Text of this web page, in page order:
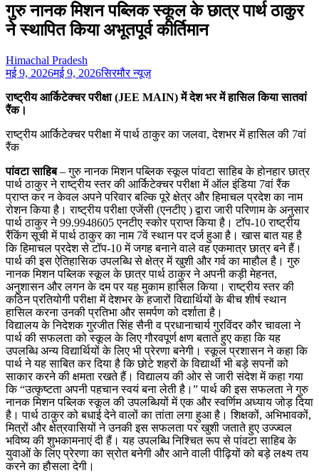
गुरु नानक मिशन पब्लिक स्कूल के छात्र पार्थ ठाकुर
ने स्थापित किया अभूतपूर्व कीर्तिमान
Himachal Pradesh
मई 9, 2026मई 9, 2026सिरमौर न्यूज़
राष्ट्रीय आर्किटेक्चर परीक्षा (JEE MAIN) में देश भर में हासिल किया सातवां
रैंक।
राष्ट्रीय आर्किटेक्चर परीक्षा में पार्थ ठाकुर का जलवा, देशभर में हासिल की 7वां
रैंक
पांवटा साहिब– गुरु नानक मिशन पब्लिक स्कूल पांवटा साहिब के होनहार छात्र
पार्थ ठाकुर ने राष्ट्रीय स्तर की आर्किटेक्चर परीक्षा में ऑल इंडिया 7वां रैंक
प्राप्त कर न केवल अपने परिवार बल्कि पूरे क्षेत्र और हिमाचल प्रदेश का नाम
रोशन किया है। राष्ट्रीय परीक्षा एजेंसी (एनटीए ) द्वारा जारी परिणाम के अनुसार
पार्थ ठाकुर ने 99.9948605 एनटीए स्कोर प्राप्त किया है। टॉप-10 राष्ट्रीय
रैंकिंग सूची में पार्थ ठाकुर का नाम 7वें स्थान पर दर्ज हुआ है। खास बात यह है
कि हिमाचल प्रदेश से टॉप-10 में जगह बनाने वाले वह एकमात्र छात्र बने हैं।
पार्थ की इस ऐतिहासिक उपलब्धि से क्षेत्र में खुशी और गर्व का माहौल है। गुरु
नानक मिशन पब्लिक स्कूल के छात्र पार्थ ठाकुर ने अपनी कड़ी मेहनत,
अनुशासन और लगन के दम पर यह मुकाम हासिल किया। राष्ट्रीय स्तर की
कठिन प्रतियोगी परीक्षा में देशभर के हजारों विद्यार्थियों के बीच शीर्ष स्थान
हासिल करना उनकी प्रतिभा और समर्पण को दर्शाता है।
विद्यालय के निदेशक गुरजीत सिंह सैनी व प्रधानाचार्य गुरविंदर कौर चावला ने
पार्थ की सफलता को स्कूल के लिए गौरवपूर्ण क्षण बताते हुए कहा कि यह
उपलब्धि अन्य विद्यार्थियों के लिए भी प्रेरणा बनेगी। स्कूल प्रशासन ने कहा कि
पार्थ ने यह साबित कर दिया है कि छोटे शहरों के विद्यार्थी भी बड़े सपनों को
साकार करने की क्षमता रखते हैं। विद्यालय की ओर से जारी संदेश में कहा गया
कि “उत्कृष्टता अपनी पहचान स्वयं बना लेती है।” पार्थ की इस सफलता ने गुरु
नानक मिशन पब्लिक स्कूल की उपलब्धियों में एक और स्वर्णिम अध्याय जोड़ दिया
है। पार्थ ठाकुर को बधाई देने वालों का तांता लगा हुआ है। शिक्षकों, अभिभावकों,
मित्रों और क्षेत्रवासियों ने उनकी इस सफलता पर खुशी जताते हुए उज्ज्वल
भविष्य की शुभकामनाएं दी हैं। यह उपलब्धि निश्चित रूप से पांवटा साहिब के
युवाओं के लिए प्रेरणा का स्रोत बनेगी और आने वाली पीढ़ियों को बड़े लक्ष्य तय
करने का हौसला देगी।